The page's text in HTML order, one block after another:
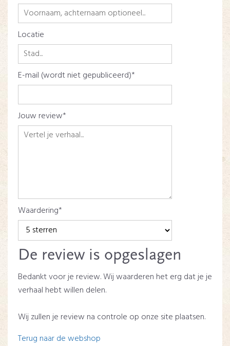
Locatie
E-mail (wordt niet gepubliceerd)
Jouw review
Waardering
De review is opgeslagen
Bedankt voor je review. Wij waarderen het erg dat je je
verhaal hebt willen delen.
Wij zullen je review na controle op onze site plaatsen.
Terug naar de webshop